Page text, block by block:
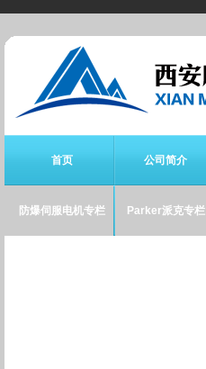
首页 公司简介
防爆伺服电机专栏 Parker派克专栏